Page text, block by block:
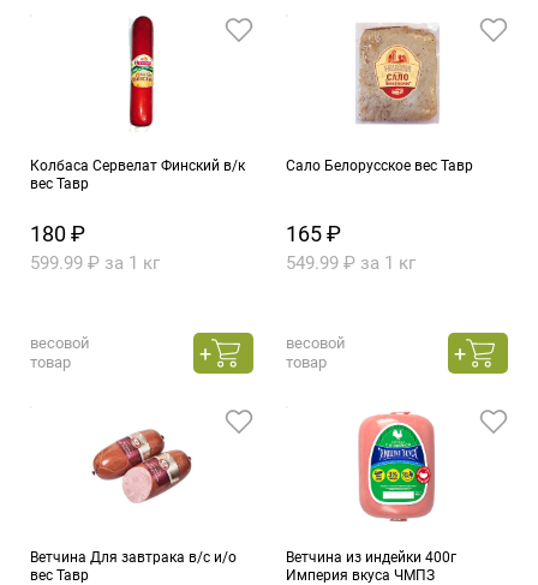
Колбаса Сервелат Финский в/к
вес Тавр
180 ₽
599.99 ₽ за 1 кг
весовой
товар
Сало Белорусское вес Тавр
165 ₽
549.99 ₽ за 1 кг
весовой
товар
Ветчина Для завтрака в/с и/о
вес Тавр
Ветчина из индейки 400г
Империя вкуса ЧМПЗ